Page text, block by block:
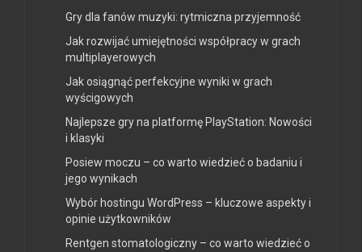
Gry dla fanów muzyki: rytmiczna przyjemność
Jak rozwijać umiejętności współpracy w grach
multiplayerowych
Jak osiągnąć perfekcyjne wyniki w grach
wyścigowych
Najlepsze gry na platformę PlayStation: Nowości
i klasyki
Posiew moczu – co warto wiedzieć o badaniu i
jego wynikach
Wybór hostingu WordPress – kluczowe aspekty i
opinie użytkowników
Rentgen stomatologiczny – co warto wiedzieć o